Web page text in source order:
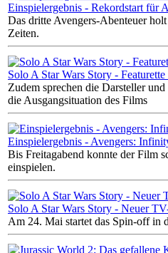
Einspielergebnis - Rekordstart für
Das dritte Avengers-Abenteuer
Zeiten.
Solo A Star Wars Story -
Zudem sprechen die Darsteller
die Ausgangsituation des Films
Einspielergebnis - Avengers:
Bis Freitagabend konnte der Film
einspielen.
Solo A Star Wars Story - Neuer
Am 24. Mai startet das Spin-off in